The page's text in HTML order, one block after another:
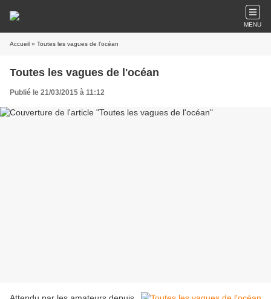
MENU
Accueil » Toutes les vagues de l'océan
Toutes les vagues de l'océan
Publié le 21/03/2015 à 11:12